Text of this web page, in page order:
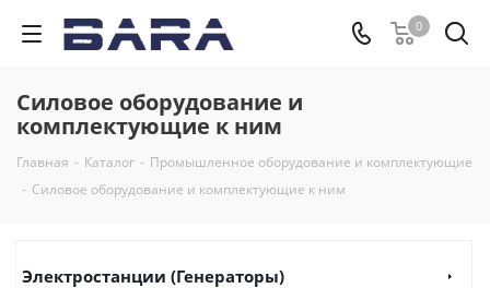
0
Силовое оборудование и
комплектующие к ним
Главная - Каталог - Промышленное оборудование и комплектующие
- Силовое оборудование и комплектующие к ним
Электростанции (Генераторы)